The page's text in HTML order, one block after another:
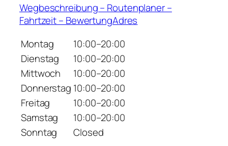
Wegbeschreibung – Routenplaner –
Fahrtzeit – BewertungAdres
Montag
10:00–20:00
Dienstag
10:00–20:00
Mittwoch
10:00–20:00
Donnerstag 10:00–20:00
Freitag
10:00–20:00
Samstag
10:00–20:00
Sonntag
Closed